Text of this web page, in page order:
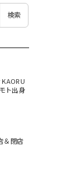
検索
ト出身
＆閉店